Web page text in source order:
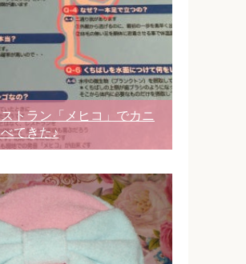
トラン「メヒコ」でカニ
てきた♪